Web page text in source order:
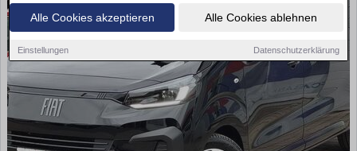
Alle Cookies akzeptieren Alle Cookies ablehnen
Einstellungen Datenschutzerklärung